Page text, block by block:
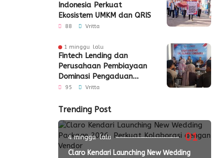
Indonesia Perkuat
Ekosistem UMKM dan QRIS
88 Vritta
1 minggu lalu
Fintech Lending dan
Perusahaan Pembiayaan
Dominasi Pengaduan
Konsumen di Sultra
95 Vritta
Trending Post
01
4 minggu lalu
Claro Kendari Launching New Wedding